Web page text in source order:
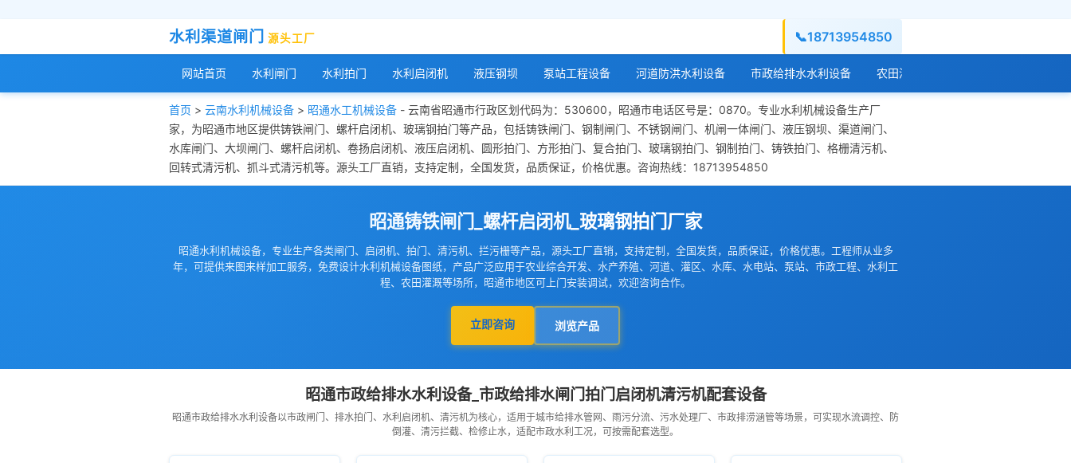
水利渠道闸门 源头工厂 📞18713954850
网站首页 水利闸门 水利拍门 水利启闭机 液压钢坝 泵站工程设备 河道防洪水利设备 市政给排水水利设备 农田灌溉水利设备
首页 > 云南水利机械设备 > 昭通水工机械设备 - 云南省昭通市行政区划代码为：530600，昭通市电话区号是：0870。专业水利机械设备生产厂
家，为昭通市地区提供铸铁闸门、螺杆启闭机、玻璃钢拍门等产品，包括铸铁闸门、钢制闸门、不锈钢闸门、机闸一体闸门、液压钢坝、渠道闸门、
水库闸门、大坝闸门、螺杆启闭机、卷扬启闭机、液压启闭机、圆形拍门、方形拍门、复合拍门、玻璃钢拍门、钢制拍门、铸铁拍门、格栅清污机、
回转式清污机、抓斗式清污机等。源头工厂直销，支持定制，全国发货，品质保证，价格优惠。咨询热线：18713954850
昭通铸铁闸门_螺杆启闭机_玻璃钢拍门厂家
昭通水利机械设备，专业生产各类闸门、启闭机、拍门、清污机、拦污栅等产品，源头工厂直销，支持定制，全国发货，品质保证，价格优惠。工程师从业多
年，可提供来图来样加工服务，免费设计水利机械设备图纸，产品广泛应用于农业综合开发、水产养殖、河道、灌区、水库、水电站、泵站、市政工程、水利工
程、农田灌溉等场所，昭通市地区可上门安装调试，欢迎咨询合作。
立即咨询 浏览产品
昭通市政给排水水利设备_市政给排水闸门拍门启闭机清污机配套设备
昭通市政给排水水利设备以市政闸门、排水拍门、水利启闭机、清污机为核心，适用于城市给排水管网、雨污分流、污水处理厂、市政排涝涵管等场景，可实现水流调控、防
倒灌、清污拦截、检修止水，适配市政水利工况，可按需配套选型。